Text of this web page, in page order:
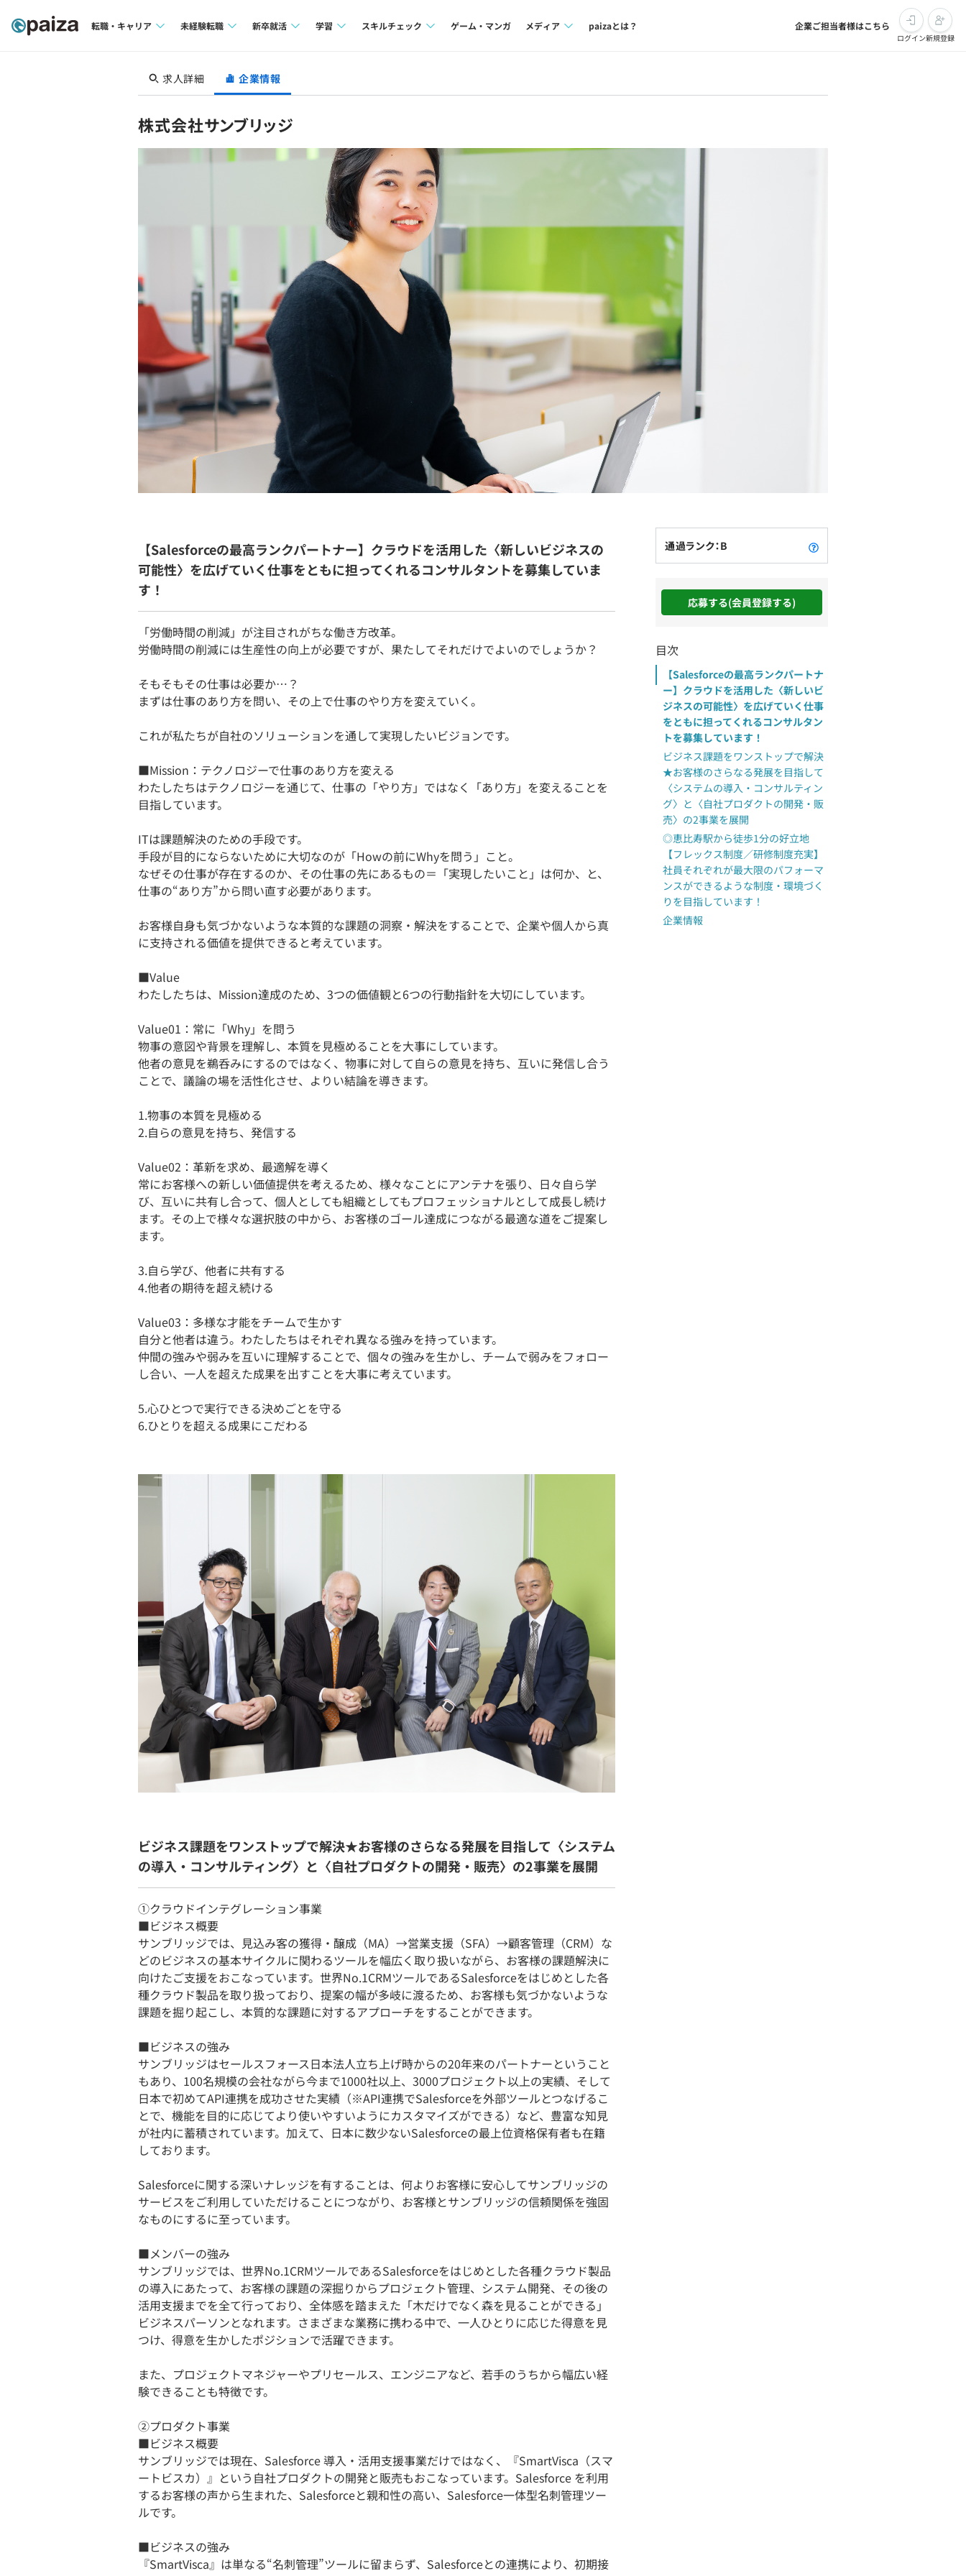
転職・キャリア
転職成功ガイド
未経験転職
求人検索
転職成功ガイド
新卒就活
本選考
新卒エージェント
イベント・セミナー
学習
ナレッジ
リファレンス
プラン
個人向けプラン
法人向けプラン
学校向けプラン
スキルチェック
再チャレンジ結果一覧
ゲーム・マンガ メディア paizaとは？ 企業ご担当者様はこちら
ログイン新規登録
求人詳細 企業情報
株式会社サンブリッジ
【Salesforceの最高ランクパートナー】クラウドを活用した〈新しいビジネスの
可能性〉を広げていく仕事をともに担ってくれるコンサルタントを募集していま
す！
「労働時間の削減」が注目されがちな働き方改革。
労働時間の削減には生産性の向上が必要ですが、果たしてそれだけでよいのでしょうか？
​そもそもその仕事は必要か…？
まずは仕事のあり方を問い、その上で仕事のやり方を変えていく。
これが私たちが自社のソリューションを通して実現したいビジョンです。
■Mission：​テクノロジーで仕事のあり方を変える
わたしたちはテクノロジーを通じて、仕事の「やり方」ではなく「あり方」を変えることを
目指しています。
ITは課題解決のための手段です。
手段が目的にならないために大切なのが「Howの前にWhyを問う」こと。
なぜその仕事が存在するのか、その仕事の先にあるもの＝「実現したいこと」は何か、と、
仕事の“あり方”から問い直す必要があります。
お客様自身も気づかないような本質的な課題の洞察・解決をすることで、企業や個人から真
に支持される価値を提供できると考えています。
■Value
​わたしたちは、Mission達成のため、3つの価値観と6つの行動指針を大切にしています。
Value01：常に「Why」を問う
物事の意図や背景を理解し、本質を見極めることを大事にしています。
他者の意見を鵜呑みにするのではなく、物事に対して自らの意見を持ち、互いに発信し合う
ことで、議論の場を活性化させ、よりい結論を導きます。
1.物事の本質を見極める
2.自らの意見を持ち、発信する
Value02：​革新を求め、最適解を導く
常にお客様への新しい価値提供を考えるため、様々なことにアンテナを張り、日々自ら学
び、互いに共有し合って、個人としても組織としてもプロフェッショナルとして成長し続け
ます。その上で様々な選択肢の中から、お客様のゴール達成につながる最適な道をご提案し
ます。
3.自ら学び、他者に共有する
4.他者の期待を超え続ける
Value03：多様な才能を​チームで生かす
自分と他者は違う。わたしたちはそれぞれ異なる強みを持っています。
仲間の強みや弱みを互いに理解することで、個々の強みを生かし、チームで弱みをフォロー
し合い、一人を超えた成果を出すことを大事に考えています。
5.心ひとつで実行できる決めごとを守る
6.ひとりを超える成果に​こだわる
ビジネス課題をワンストップで解決★お客様のさらなる発展を目指して〈システム
の導入・コンサルティング〉と〈自社プロダクトの開発・販売〉の2事業を展開
①クラウドインテグレーション事業
​■ビジネス概要
サンブリッジでは、見込み客の獲得・醸成（MA）→営業支援（SFA）→顧客管理（CRM）な
どのビジネスの基本サイクルに関わるツールを幅広く取り扱いながら、お客様の課題解決に
向けたご支援をおこなっています。世界No.1CRMツールであるSalesforceをはじめとした各
種クラウド製品を取り扱っており、提案の幅が多岐に渡るため、お客様も気づかないような
課題を掘り起こし、本質的な課題に対するアプローチをすることができます。
​​■ビジネスの強み
サンブリッジはセールスフォース日本法人立ち上げ時からの20年来のパートナーということ
もあり、100名規模の会社ながら今まで1000社以上、3000プロジェクト以上の実績、そして
日本で初めてAPI連携を成功させた実績（※API連携でSalesforceを外部ツールとつなげるこ
とで、機能を目的に応じてより使いやすいようにカスタマイズができる）など、豊富な知見
が社内に蓄積されています。加えて、日本に数少ないSalesforceの最上位資格保有者も在籍
しております。
Salesforceに関する深いナレッジを有することは、何よりお客様に安心してサンブリッジの
サービスをご利用していただけることにつながり、お客様とサンブリッジの信頼関係を強固
なものにするに至っています。
​​■​メンバーの強み
サンブリッジでは、世界No.1CRMツールであるSalesforceをはじめとした各種クラウド製品
の導入にあたって、お客様の課題の深掘りからプロジェクト管理、システム開発、その後の
活用支援までを全て行っており、全体感を踏まえた「木だけでなく森を見ることができる」
ビジネスパーソンとなれます。さまざまな業務に携わる中で、一人ひとりに応じた得意を見
つけ、得意を生かしたポジションで活躍できます。
また、プロジェクトマネジャーやプリセールス、エンジニアなど、若手のうちから幅広い経
験できることも特徴です。
②プロダクト事業
​​​■ビジネス概要
サンブリッジでは現在、Salesforce 導入・活用支援事業だけではなく、『SmartVisca（スマ
ートビスカ）』という自社プロダクトの開発と販売もおこなっています。Salesforce を利用
するお客様の声から生まれた、Salesforceと親和性の高い、Salesforce一体型名刺管理ツー
ルです。
​​■​ビジネスの強み
『SmartVisca』は単なる“名刺管理”ツールに留まらず、Salesforceとの連携により、初期接
通過ランク：B
応募する(会員登録する)
目次
【Salesforceの最高ランクパートナ
ー】クラウドを活用した〈新しいビ
ジネスの可能性〉を広げていく仕事
をともに担ってくれるコンサルタン
トを募集しています！
ビジネス課題をワンストップで解決
★お客様のさらなる発展を目指して
〈システムの導入・コンサルティン
グ〉と〈自社プロダクトの開発・販
売〉の2事業を展開
◎恵比寿駅から徒歩1分の好立地
【フレックス制度／研修制度充実】
社員それぞれが最大限のパフォーマ
ンスができるような制度・環境づく
りを目指しています！
企業情報